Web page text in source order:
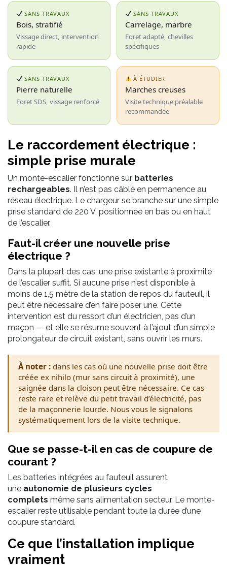
SANS TRAVAUX
Bois, stratifié
Vissage direct, intervention
rapide
SANS TRAVAUX
Carrelage, marbre
Foret adapté, chevilles
spécifiques
SANS TRAVAUX
Pierre naturelle
Foret SDS, vissage renforcé
À ÉTUDIER
Marches creuses
Visite technique préalable
recommandée
Le raccordement électrique :
simple prise murale
Un monte-escalier fonctionne sur batteries
rechargeables. Il n’est pas câblé en permanence au
réseau électrique. Le chargeur se branche sur une simple
prise standard de 220 V, positionnée en bas ou en haut
de l’escalier.
Faut-il créer une nouvelle prise
électrique ?
Dans la plupart des cas, une prise existante à proximité
de l’escalier suffit. Si aucune prise n’est disponible à
moins de 1,5 mètre de la station de repos du fauteuil, il
peut être nécessaire d’en faire poser une. Cette
intervention est du ressort d’un électricien, pas d’un
maçon — et elle se résume souvent à l’ajout d’un simple
prolongateur de circuit existant, sans ouvrir les murs.
À noter :dans les cas où une nouvelle prise doit être
créée ex nihilo (mur sans circuit à proximité), une
saignée dans la cloison peut être nécessaire. Ce cas
reste rare et relève du petit travail d’électricité, pas
de la maçonnerie lourde. Nous vous le signalons
systématiquement lors de la visite technique.
Que se passe-t-il en cas de coupure de
courant ?
Les batteries intégrées au fauteuil assurent
une autonomie de plusieurs cycles
complets même sans alimentation secteur. Le monte-
escalier reste utilisable pendant toute la durée d’une
coupure standard.
Ce que l’installation implique
vraiment